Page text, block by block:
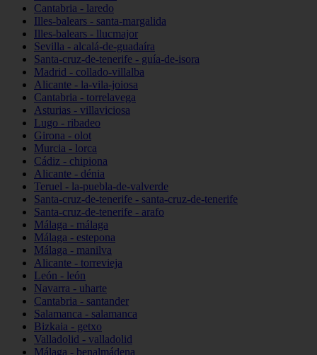
Cantabria - laredo
Illes-balears - santa-margalida
Illes-balears - llucmajor
Sevilla - alcalá-de-guadaíra
Santa-cruz-de-tenerife - guía-de-isora
Madrid - collado-villalba
Alicante - la-vila-joiosa
Cantabria - torrelavega
Asturias - villaviciosa
Lugo - ribadeo
Girona - olot
Murcia - lorca
Cádiz - chipiona
Alicante - dénia
Teruel - la-puebla-de-valverde
Santa-cruz-de-tenerife - santa-cruz-de-tenerife
Santa-cruz-de-tenerife - arafo
Málaga - málaga
Málaga - estepona
Málaga - manilva
Alicante - torrevieja
León - león
Navarra - uharte
Cantabria - santander
Salamanca - salamanca
Bizkaia - getxo
Valladolid - valladolid
Málaga - benalmádena